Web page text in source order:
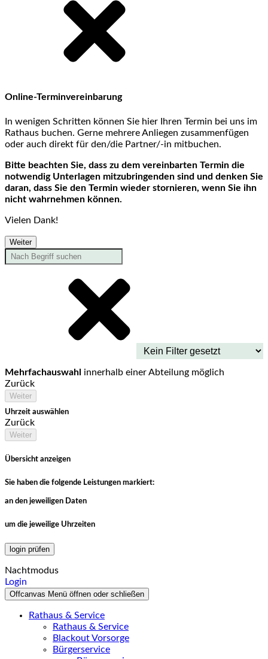
Online-Terminvereinbarung
In wenigen Schritten können Sie hier Ihren Termin bei uns im
Rathaus buchen. Gerne mehrere Anliegen zusammenfügen
oder auch direkt für den/die Partner/-in mitbuchen.
Bitte beachten Sie, dass zu dem vereinbarten Termin die
notwendig Unterlagen mitzubringenden sind und denken Sie
daran, dass Sie den Termin wieder stornieren, wenn Sie ihn
nicht wahrnehmen können.
Vielen Dank!
Weiter
Mehrfachauswahl innerhalb einer Abteilung möglich
Zurück
Weiter
Uhrzeit auswählen
Zurück
Weiter
Übersicht anzeigen
Sie haben die folgende Leistungen markiert:
an den jeweiligen Daten
um die jeweilige Uhrzeiten
login prüfen
Nachtmodus
Login
Offcanvas Menü öffnen oder schließen
Rathaus & Service
Rathaus & Service
Blackout Vorsorge
Bürgerservice